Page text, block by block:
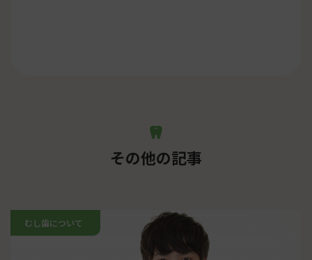
その他の記事
むし歯について